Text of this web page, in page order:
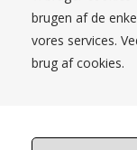
brugen af de
vores services.
brug af cookies.
Med Gummibund
Oplev den ultimative
Pampa Hi HTG